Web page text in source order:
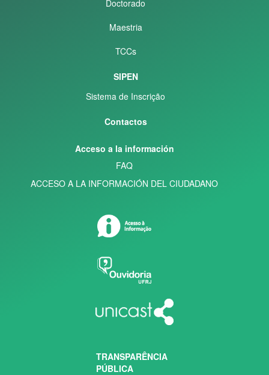
Doctorado
Maestria
TCCs
SIPEN
Sistema de Inscrição
Contactos
Acceso a la información
FAQ
ACCESO A LA INFORMACIÓN DEL CIUDADANO
TRANSPARÊNCIA
PÚBLICA